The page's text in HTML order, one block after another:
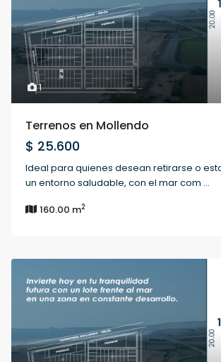
1
Terrenos en Mollendo
$ 25.600
Ideal para quienes desean retirarse o
un entorno saludable, con el mar com ...
160.00 m2